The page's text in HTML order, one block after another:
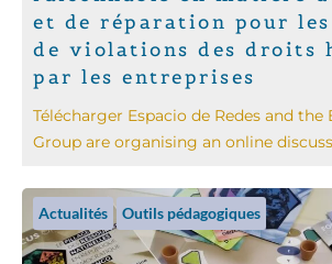
et de réparation pour
de violations des droits
par les entreprises
Télécharger Espacio de Redes and the
Group are organising an online
Actualités Outils pédagogiques